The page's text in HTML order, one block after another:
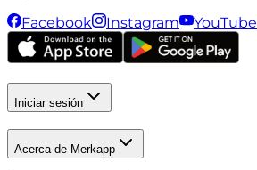
Facebook
Instagram YouTube
Iniciar sesión
Acerca de Merkapp